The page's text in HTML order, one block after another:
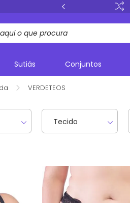
Sutiãs Conjuntos
VERDETEOS
Tecido